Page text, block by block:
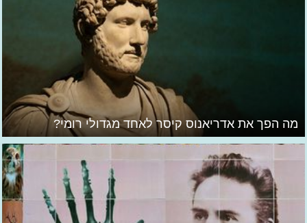
מה הפך את אדריאנוס קיסר לאחד מגדולי רומי?